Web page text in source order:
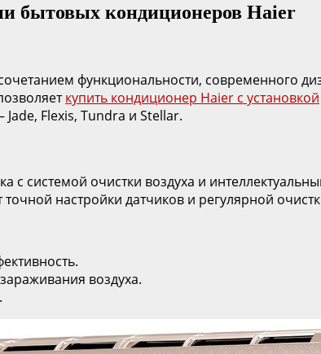
бытовых кондиционеров Haier
функциональности, современного
купить кондиционер Haier с установкой
Flexis, Tundra и Stellar.
с системой очистки воздуха и
настройки датчиков и регулярной
воздуха.